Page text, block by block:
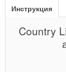
Инструкция
Country